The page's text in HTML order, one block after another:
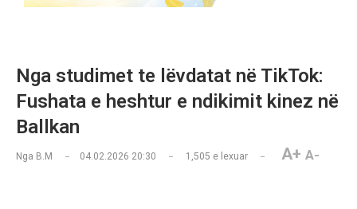
Nga studimet te lëvdatat në TikTok:
Fushata e heshtur e ndikimit kinez në
Ballkan
Nga B.M 04.02.2026 20:30 1,505 e lexuar A+ A-